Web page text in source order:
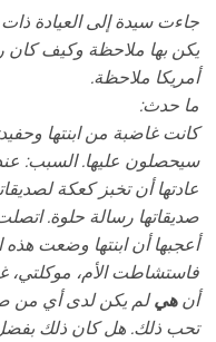
جاءت سيدة إلى العيادة
يكن بها ملاحظة وكيف كان
أمريكا ملاحظة.
ما حدث:
كانت غاضبة من ابنتها
سيحصلون عليها. السبب:
عادتها أن تخبز كعكة
صديقاتها رسالة حلوة.
أعجبها أن ابنتها وضعت
فاستشاطت الأم، موكلتي،
أنهيلم يكن لدى أي من
تحب ذلك. هل كان ذلك بفضل